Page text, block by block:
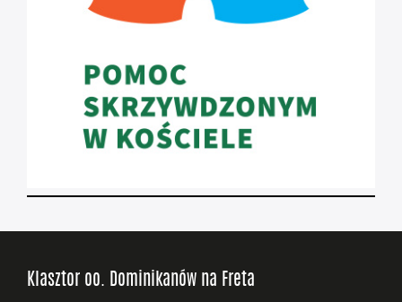
Klasztor oo. Dominikanów na Freta